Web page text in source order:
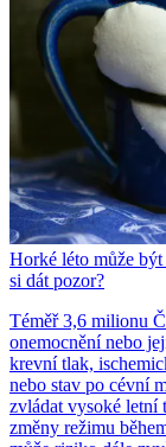
Horké léto může
si dát pozor?
Téměř 3,6 milionu
onemocnění nebo
krevní tlak,
nebo stav po cévní
zvládat vysoké letní
změny režimu